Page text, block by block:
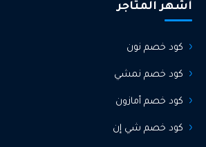
أشهر المتاجر
كود خصم نون
كود خصم نمشي
كود خصم أمازون
كود خصم شي إن